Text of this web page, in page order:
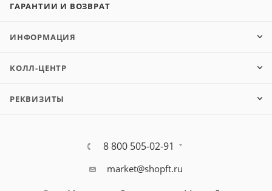
ГАРАНТИИ И ВОЗВРАТ
ИНФОРМАЦИЯ
КОЛЛ-ЦЕНТР
РЕКВИЗИТЫ
8 800 505-02-91
market@shopft.ru